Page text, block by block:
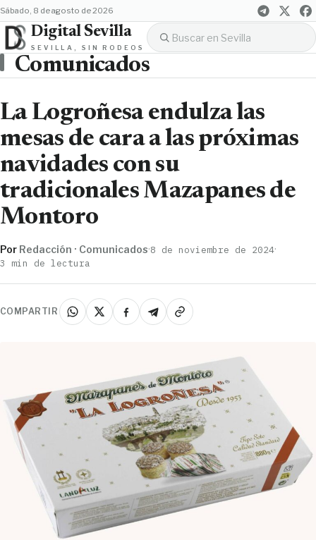
sábado, 8 de agosto de 2026
Digital Sevilla
SEVILLA, SIN RODEOS
Comunicados
La Logroñesa endulza las
mesas de cara a las próximas
navidades con su
tradicionales Mazapanes de
Montoro
Por Redacción · Comunicados·8 de noviembre de 2024·
3 min de lectura
COMPARTIR